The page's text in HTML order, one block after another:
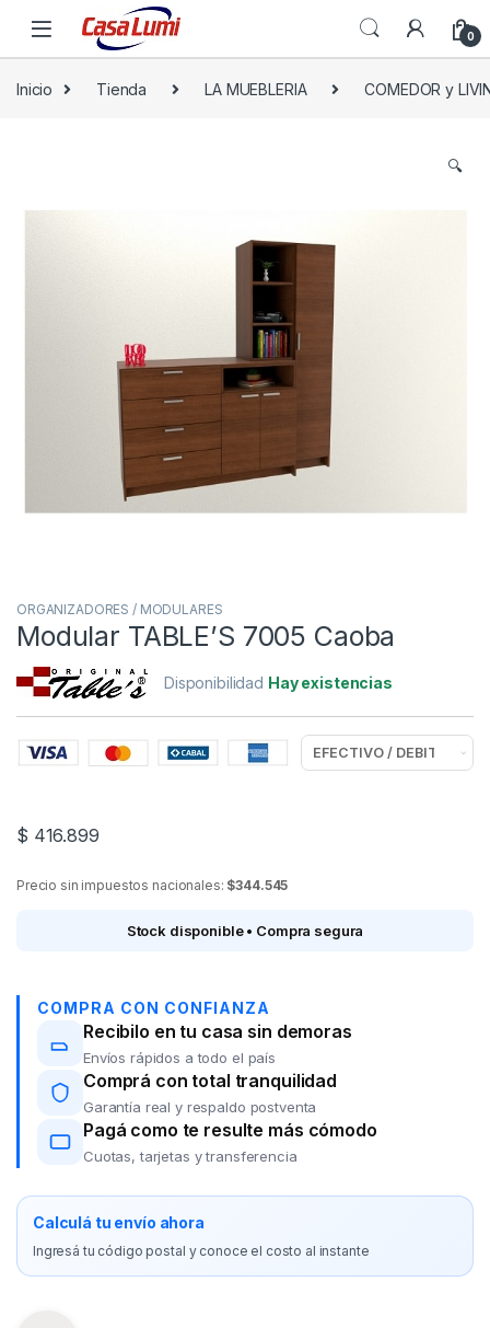
0
Inicio Tienda LA MUEBLERIA COMEDOR y
🔍
ORGANIZADORES / MODULARES
Modular TABLE’S 7005 Caoba
Disponibilidad Hay existencias
$ 416.899
Precio sin impuestos nacionales: $344.545
Stock disponible • Compra segura
COMPRA CON CONFIANZA
Recibilo en tu casa sin demoras
Envíos rápidos a todo el país
Comprá con total tranquilidad
Garantía real y respaldo postventa
Pagá como te resulte más cómodo
Cuotas, tarjetas y transferencia
Calculá tu envío ahora
Ingresá tu código postal y conoce el costo al instante